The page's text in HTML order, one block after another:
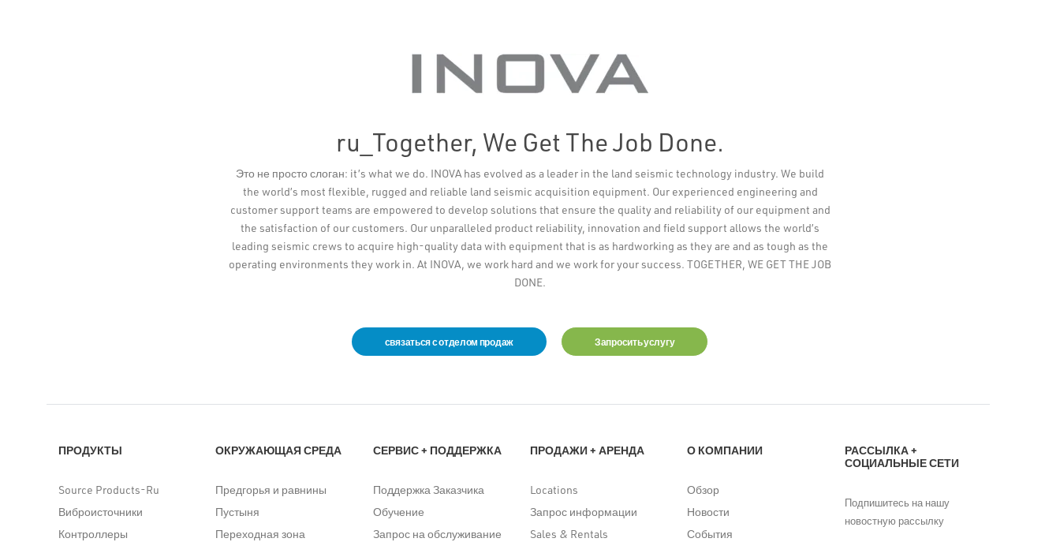
ru_Together, We Get The Job Done.
Это не просто слоган: it’s what we do. INOVA has evolved as a leader in the land seismic technology industry. We build
the world’s most flexible, rugged and reliable land seismic acquisition equipment. Our experienced engineering and
customer support teams are empowered to develop solutions that ensure the quality and reliability of our equipment and
the satisfaction of our customers. Our unparalleled product reliability, innovation and field support allows the world’s
leading seismic crews to acquire high-quality data with equipment that is as hardworking as they are and as tough as the
operating environments they work in. At INOVA, we work hard and we work for your success. TOGETHER, WE GET THE JOB
DONE.
связаться с отделом продаж Запросить услугу
ПРОДУКТЫ
Source Products-Ru
Виброисточники
Контроллеры
ОКРУЖАЮЩАЯ СРЕДА
Предгорья и равнины
Пустыня
Переходная зона
СЕРВИС + ПОДДЕРЖКА
Поддержка Заказчика
Обучение
Запрос на обслуживание
ПРОДАЖИ + АРЕНДА
Locations
Запрос информации
Sales & Rentals
О КОМПАНИИ
Обзор
Новости
События
РАССЫЛКА +
СОЦИАЛЬНЫЕ СЕТИ
Подпишитесь на нашу
новостную рассылку